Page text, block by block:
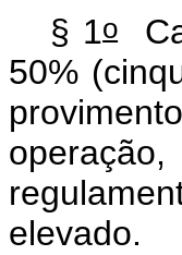
§ 1o
50%